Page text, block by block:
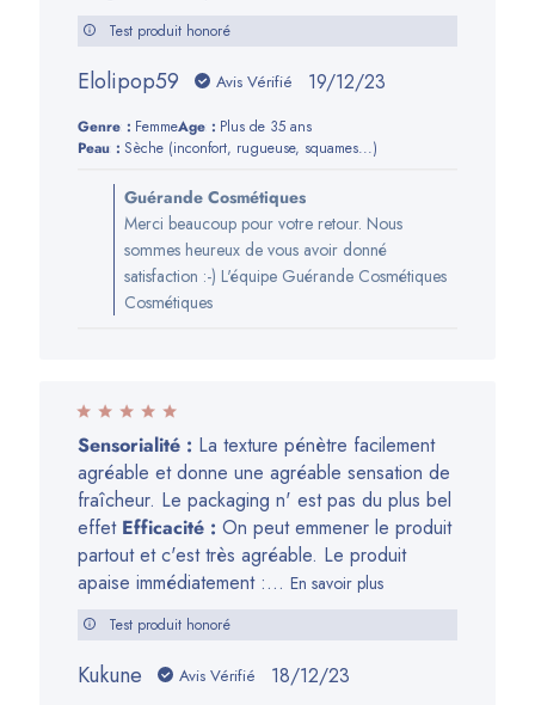
Test produit honoré
Elolipop59 Avis Vérifié
Date
publication
19/12/23
Genre: FemmeAge:
Plus de 35 ans
Peau:
Sèche (inconfort, rugueuse, squames...)
du
propriétaire
de
la
Cosmétiques
du
Thu
Jan
18
2024
Guérande Cosmétiques
Merci beaucoup pour votre retour. Nous
sommes heureux de vous avoir donné
satisfaction :-) L'équipe Guérande Cosmétiques
Cosmétiques
Sensorialité : La texture pénètre facilement
agréable et donne une agréable sensation de
fraîcheur. Le packaging n' est pas du plus bel
effet Efficacité : On peut emmener le produit
partout et c'est très agréable. Le produit
apaise immédiatement :... En savoir plus
Test produit honoré
Kukune Avis Vérifié
Date
18/12/23